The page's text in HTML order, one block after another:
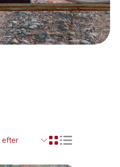
Visa resultaten i ett
Visa resultaten